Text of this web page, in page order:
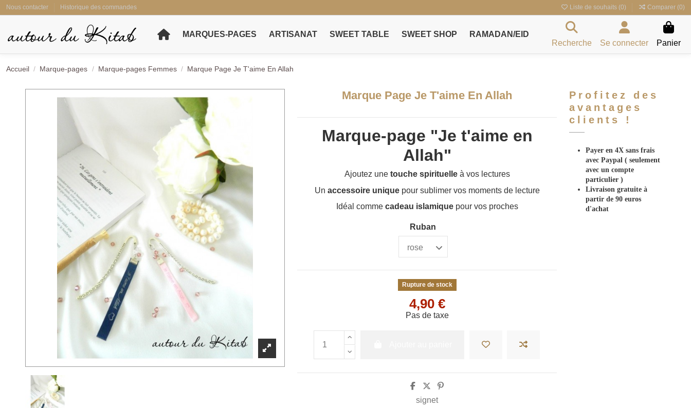
Nous contacter Historique des commandes Liste de souhaits (0) Comparer (0)
MARQUES-PAGES ARTISANAT SWEET TABLE SWEET SHOP
RAMADAN/EID
Recherche
Se connecter Panier
Accueil Marque-pages Marque-pages Femmes Marque Page Je T'aime En Allah
Marque Page Je T'aime En Allah
Marque-page "Je t'aime en
Allah"
Ajoutez une touche spirituelleà vos lectures
Un accessoire uniquepour sublimer vos moments de lecture
Idéal comme cadeau islamiquepour vos proches
Ruban
Rupture de stock
4,90 €
Pas de taxe
signet
Profitez des
avantages
clients !
Payer en 4X sans frais
avec Paypal( seulement
avec un compte
particulier )
Livraison gratuite à
partir de 90 euros
d'achat